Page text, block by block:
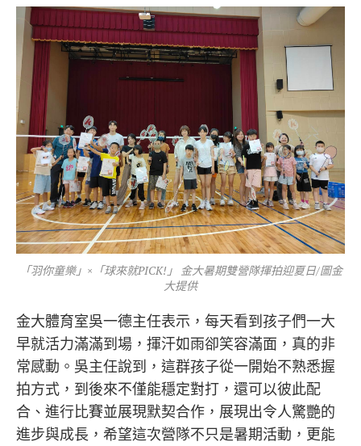
「羽你童樂」×「球來就PICK!」 金大暑期雙營隊揮拍迎夏日/圖金
大提供
金大體育室吳一德主任表示，每天看到孩子們一大
早就活力滿滿到場，揮汗如雨卻笑容滿面，真的非
常感動。吳主任說到，這群孩子從一開始不熟悉握
拍方式，到後來不僅能穩定對打，還可以彼此配
合、進行比賽並展現默契合作，展現出令人驚艷的
進步與成長，希望這次營隊不只是暑期活動，更能